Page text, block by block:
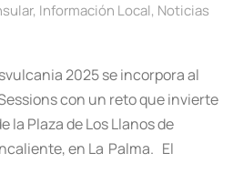
, Información Local, Noticias
2025 se incorpora al
con un reto que invierte
la Plaza de Los Llanos de
en La Palma. El